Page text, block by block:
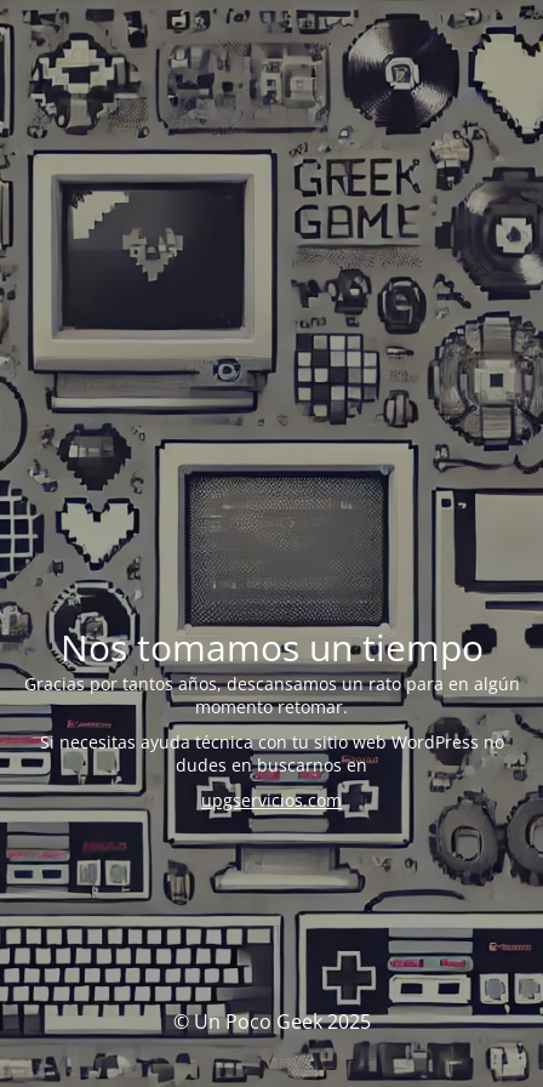
Nos tomamos un tiempo
Gracias por tantos años, descansamos un rato para en algún
momento retomar.
Si necesitas ayuda técnica con tu sitio web WordPress no
dudes en buscarnos en
upgservicios.com
© Un Poco Geek 2025